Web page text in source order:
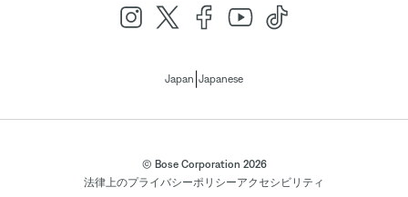
Japan Japanese
© Bose Corporation 2026
法律上のプライバシーポリシーアクセシビリティ